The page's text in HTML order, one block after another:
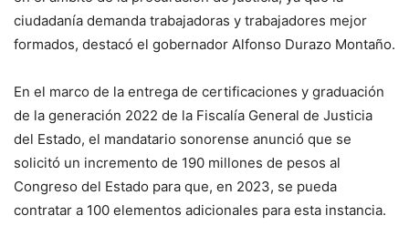
ciudadanía demanda trabajadoras y trabajadores mejor
formados, destacó el gobernador Alfonso Durazo Montaño.
En el marco de la entrega de certificaciones y graduación
de la generación 2022 de la Fiscalía General de Justicia
del Estado, el mandatario sonorense anunció que se
solicitó un incremento de 190 millones de pesos al
Congreso del Estado para que, en 2023, se pueda
contratar a 100 elementos adicionales para esta instancia.